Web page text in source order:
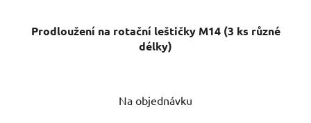
Prodloužení na rotační leštičky M14 (3 ks různé
délky)
Na objednávku